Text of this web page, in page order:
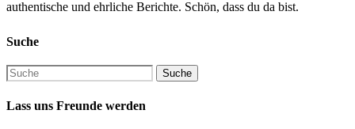
authentische und ehrliche Berichte. Schön, dass du da bist.
Suche
Lass uns Freunde werden